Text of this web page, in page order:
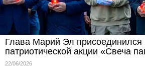
Глава Марий Эл присоединился
патриотической акции «Свеча
22/06/2026